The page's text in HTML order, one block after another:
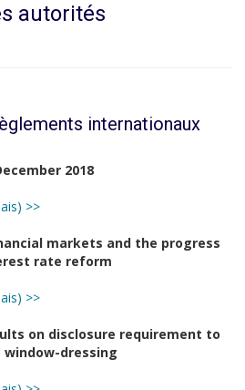
autorités
internationaux
2018
>>
markets and the progress
rate reform
>>
on disclosure requirement to
dressing